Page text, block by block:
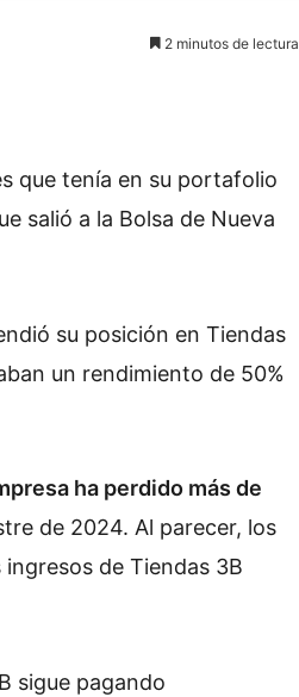
2 minutos de lectura
que tenía en su portafolio
salió a la Bolsa de Nueva
su posición en Tiendas
un rendimiento de 50%
ha perdido más de
de 2024. Al parecer, los
de Tiendas 3B
sigue pagando